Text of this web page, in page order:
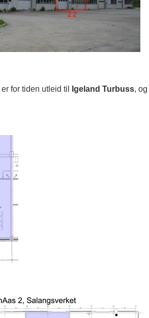
for tiden utleid til Igeland Turbuss,